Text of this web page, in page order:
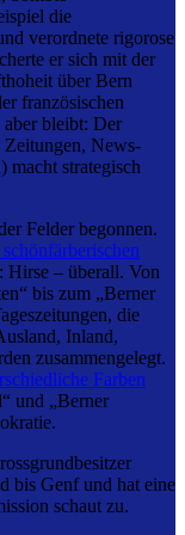
die
verordnete rigorose
er sich mit der
über Bern
französischen
bleibt: Der
Zeitungen, News-
macht strategisch
Felder begonnen.
Hirse – überall. Von
bis zum „Berner
die
Inland,
zusammengelegt.
Farben
und „Berner
bis Genf und hat eine
schaut zu.